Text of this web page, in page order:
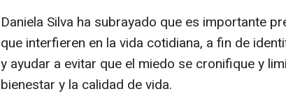
Daniela Silva ha subrayado que es importante
que interfieren en la vida cotidiana, a fin de
y ayudar a evitar que el miedo se cronifique y
bienestar y la calidad de vida.